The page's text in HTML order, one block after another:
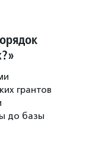
грантов
до базы